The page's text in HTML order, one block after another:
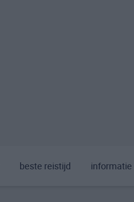
beste reistijd informatie